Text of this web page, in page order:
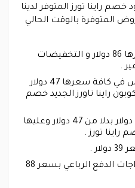
راينا تورز المتوفر لدينا
المتوفرة بالوقت الحالي
حديثة اتلانتس المائية سعرها 86 دولار و التخفيضات
.
تذكرة برج خليفة مع الجلوس في كافة سعرها 47 دولار
كوبون راينا تاورز الجديد خصم
اكواريوم دبي مول بسعر 23 دولار بدلا من 47 دولار وعليها
تورز .
.
القيام بعمل سفاري مع دراجات الدفع الرباعي بسعر 88